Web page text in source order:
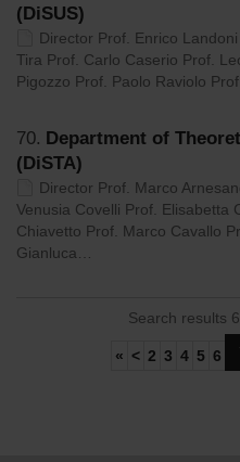
(DiSUS)
Director Prof. Enrico
Tira Prof. Carlo Caserio Prof.
Pigozzo Prof. Paolo Raviolo
70. Department of
(DiSTA)
Director Prof. Marco
Venusia Covelli Prof. Elisabetta
Chiavetto Prof. Marco Cavallo
Gianluca…
Search results
« < 2 3 4 5 6